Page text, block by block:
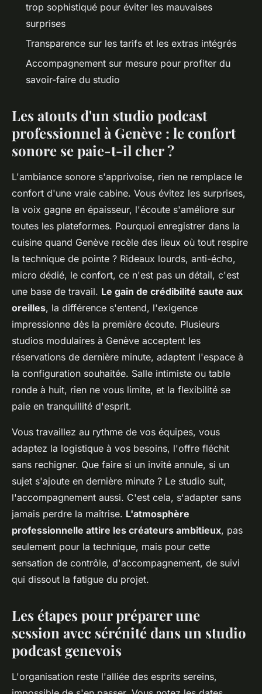
trop sophistiqué pour éviter les mauvaises
surprises
Transparence sur les tarifs et les extras intégrés
Accompagnement sur mesure pour profiter du
savoir-faire du studio
Les atouts d'un studio podcast
professionnel à Genève : le confort
sonore se paie-t-il cher ?
L'ambiance sonore s'apprivoise, rien ne remplace le
confort d'une vraie cabine. Vous évitez les surprises,
la voix gagne en épaisseur, l'écoute s'améliore sur
toutes les plateformes. Pourquoi enregistrer dans la
cuisine quand Genève recèle des lieux où tout respire
la technique de pointe ? Rideaux lourds, anti-écho,
micro dédié, le confort, ce n'est pas un détail, c'est
une base de travail. Le gain de crédibilité saute aux
oreilles, la différence s'entend, l'exigence
impressionne dès la première écoute. Plusieurs
studios modulaires à Genève acceptent les
réservations de dernière minute, adaptent l'espace à
la configuration souhaitée. Salle intimiste ou table
ronde à huit, rien ne vous limite, et la flexibilité se
paie en tranquillité d'esprit.
Vous travaillez au rythme de vos équipes, vous
adaptez la logistique à vos besoins, l'offre fléchit
sans rechigner. Que faire si un invité annule, si un
sujet s'ajoute en dernière minute ? Le studio suit,
l'accompagnement aussi. C'est cela, s'adapter sans
jamais perdre la maîtrise. L'atmosphère
professionnelle attire les créateurs ambitieux, pas
seulement pour la technique, mais pour cette
sensation de contrôle, d'accompagnement, de suivi
qui dissout la fatigue du projet.
Les étapes pour préparer une
session avec sérénité dans un studio
podcast genevois
L'organisation reste l'alliée des esprits sereins,